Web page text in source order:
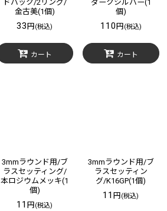
ドバック/2リング/
金古美(1個)
33円 (税込)
カート
ダークシルバー(1
個)
110 円 (税込)
カート
3mmラウンド用/ブ
ラスセッティング/
本ロジウムメッキ(1
個)
11円 (税込)
3mmラウンド用/ブ
ラスセッティン
グ/K16GP(1個)
11円 (税込)